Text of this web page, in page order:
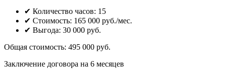
✔ Количество часов: 15
✔ Стоимость: 165 000 руб./мес.
✔ Выгода: 30 000 руб.
Общая стоимость: 495 000 руб.
Заключение договора на 6 месяцев